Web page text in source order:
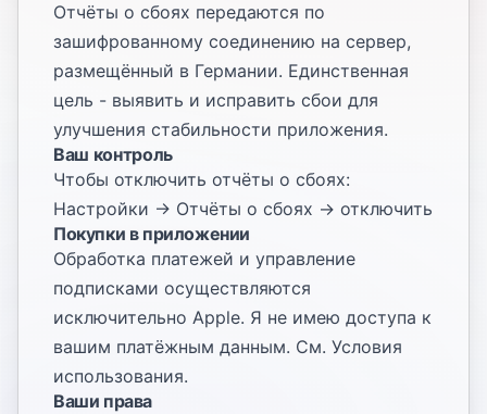
Отчёты о сбоях передаются по
зашифрованному соединению на сервер,
размещённый в Германии. Единственная
цель - выявить и исправить сбои для
улучшения стабильности приложения.
Ваш контроль
Чтобы отключить отчёты о сбоях:
Настройки → Отчёты о сбоях → отключить
Покупки в приложении
Обработка платежей и управление
подписками осуществляются
исключительно Apple. Я не имею доступа к
вашим платёжным данным. См. Условия
использования.
Ваши права